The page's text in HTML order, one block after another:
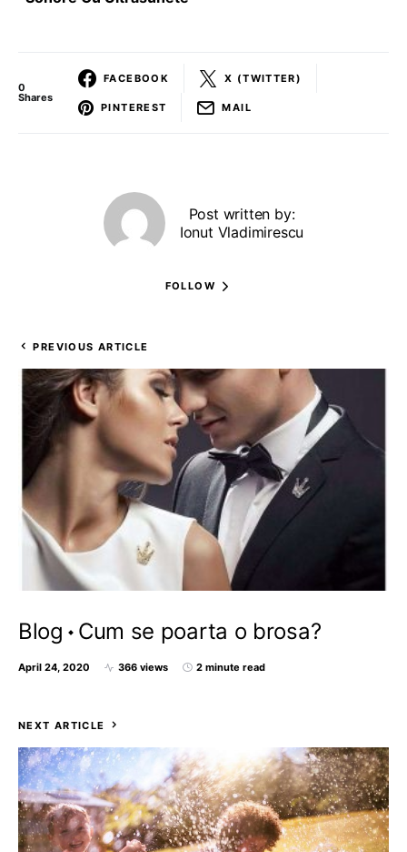
0
Shares
FACEBOOK X (TWITTER)
PINTEREST MAIL
Post written by:
Ionut Vladimirescu
FOLLOW
PREVIOUS ARTICLE
Blog Cum se poarta o brosa?
April 24, 2020 366 views 2 minute read
NEXT ARTICLE